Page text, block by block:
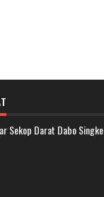
Sekop Darat Dabo